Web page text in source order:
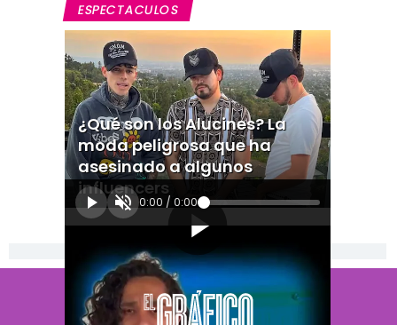
ESPECTACULOS
¿Qué son los Alucines? La
moda peligrosa que ha
asesinado a algunos
influencers
0:00 / 0:00
[Publicidad]